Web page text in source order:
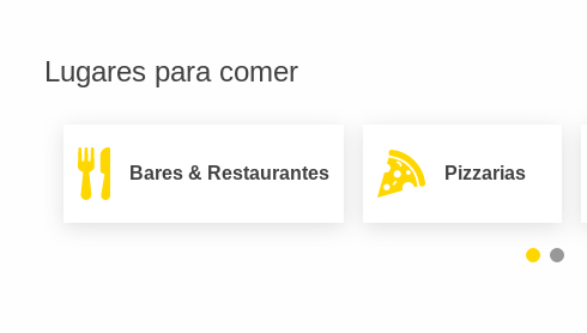
Lugares para comer
Bares & Restaurantes Pizzarias